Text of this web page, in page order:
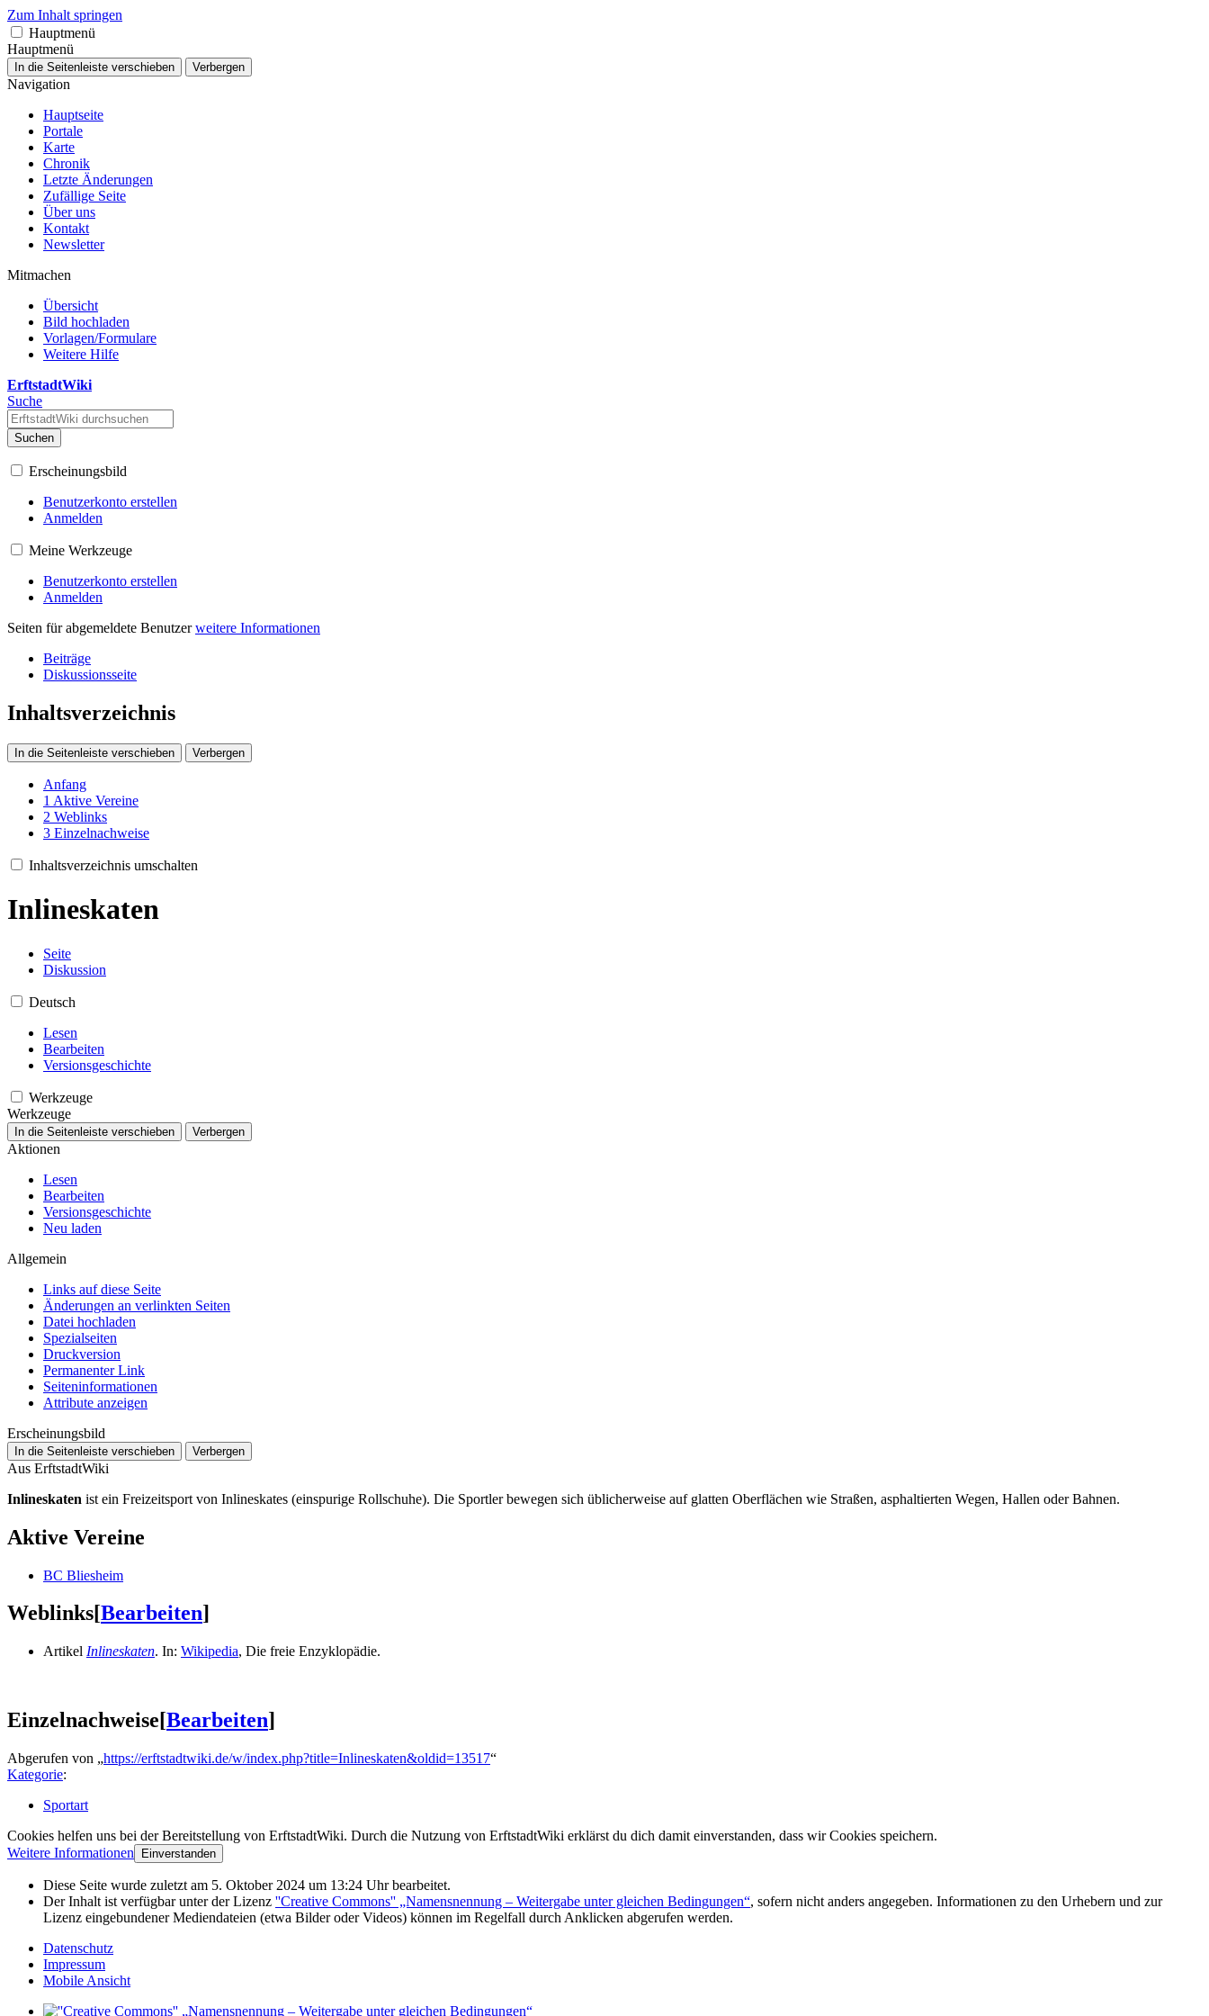
Zum Inhalt springen
Hauptmenü
Hauptmenü
In die Seitenleiste verschieben Verbergen
Navigation
Hauptseite
Portale
Karte
Chronik
Letzte Änderungen
Zufällige Seite
Über uns
Kontakt
Newsletter
Mitmachen
Übersicht
Bild hochladen
Vorlagen/Formulare
Weitere Hilfe
ErftstadtWiki
Suche
Suchen
Erscheinungsbild
Benutzerkonto erstellen
Anmelden
Meine Werkzeuge
Benutzerkonto erstellen
Anmelden
Seiten für abgemeldete Benutzerweitere Informationen
Beiträge
Diskussionsseite
Inhaltsverzeichnis
In die Seitenleiste verschieben Verbergen
Anfang
1 Aktive Vereine
2 Weblinks
3 Einzelnachweise
Inhaltsverzeichnis umschalten
Inlineskaten
Seite
Diskussion
Deutsch
Lesen
Bearbeiten
Versionsgeschichte
Werkzeuge
Werkzeuge
In die Seitenleiste verschieben Verbergen
Aktionen
Lesen
Bearbeiten
Versionsgeschichte
Neu laden
Allgemein
Links auf diese Seite
Änderungen an verlinkten Seiten
Datei hochladen
Spezialseiten
Druckversion
Permanenter Link
Seiten­­informationen
Attribute anzeigen
Erscheinungsbild
In die Seitenleiste verschieben Verbergen
Aus ErftstadtWiki
Inlineskaten ist ein Freizeitsport von Inlineskates (einspurige Rollschuhe). Die Sportler bewegen sich üblicherweise auf glatten Oberflächen wie Straßen, asphaltierten Wegen, Hallen oder Bahnen.
Aktive Vereine
BC Bliesheim
Weblinks[Bearbeiten]
Artikel Inlineskaten. In: Wikipedia, Die freie Enzyklopädie.
Einzelnachweise[Bearbeiten]
Abgerufen von „https://erftstadtwiki.de/w/index.php?title=Inlineskaten&oldid=13517“
Kategorie:
Sportart
Cookies helfen uns bei der Bereitstellung von ErftstadtWiki. Durch die Nutzung von ErftstadtWiki erklärst du dich damit einverstanden, dass wir Cookies speichern.
Weitere Informationen
Einverstanden
Diese Seite wurde zuletzt am 5. Oktober 2024 um 13:24 Uhr bearbeitet.
Der Inhalt ist verfügbar unter der Lizenz ''Creative Commons'' „Namensnennung – Weitergabe unter gleichen Bedingungen“, sofern nicht anders angegeben. Informationen zu den Urhebern und zur
Lizenz eingebundener Mediendateien (etwa Bilder oder Videos) können im Regelfall durch Anklicken abgerufen werden.
Datenschutz
Impressum
Mobile Ansicht